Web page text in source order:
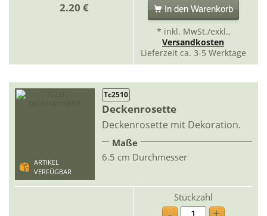
2.20 € In den Warenkorb
* inkl. MwSt./exkl.,
Versandkosten
Lieferzeit ca. 3-5 Werktage
ARTIKEL
VERFÜGBAR
Tc2510
Deckenrosette
Deckenrosette mit Dekoration.
Maße
6.5 cm Durchmesser
Stückzahl
+